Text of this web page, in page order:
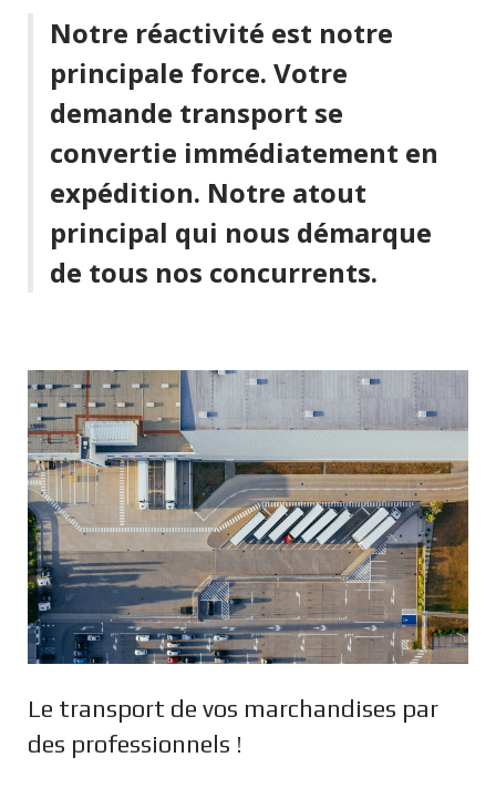
Notre réactivité est notre
principale force. Votre
demande transport se
convertie immédiatement en
expédition. Notre atout
principal qui nous démarque
de tous nos concurrents.
Le transport de vos marchandises par
des professionnels !